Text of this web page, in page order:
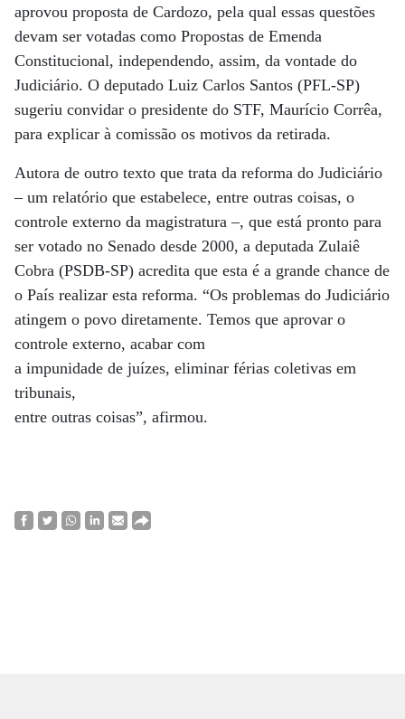
aprovou proposta de Cardozo, pela qual essas questões
devam ser votadas como Propostas de Emenda
Constitucional, independendo, assim, da vontade do
Judiciário. O deputado Luiz Carlos Santos (PFL-SP)
sugeriu convidar o presidente do STF, Maurício Corrêa,
para explicar à comissão os motivos da retirada.
Autora de outro texto que trata da reforma do Judiciário
– um relatório que estabelece, entre outras coisas, o
controle externo da magistratura –, que está pronto para
ser votado no Senado desde 2000, a deputada Zulaiê
Cobra (PSDB-SP) acredita que esta é a grande chance de
o País realizar esta reforma. “Os problemas do Judiciário
atingem o povo diretamente. Temos que aprovar o
controle externo, acabar com
a impunidade de juízes, eliminar férias coletivas em
tribunais,
entre outras coisas”, afirmou.